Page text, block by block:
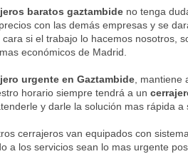
baratos gaztambideno tenga
con las demás empresas y se
si el trabajo lo hacemos nosotros,
económicos de Madrid.
en Gaztambide, mantiene
horario siempre tendrá a un
y darle la solución mas rápida a
van equipados con sistema
a los servicios sean lo mas urgente